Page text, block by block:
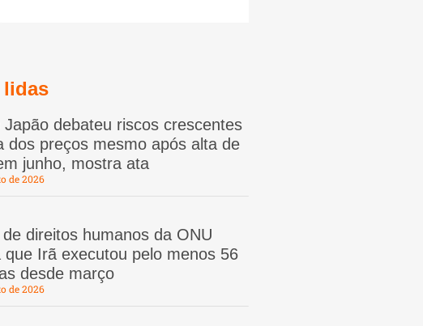
lidas
Japão debateu riscos crescentes
dos preços mesmo após alta de
junho, mostra ata
de 2026
direitos humanos da ONU
que Irã executou pelo menos 56
desde março
de 2026